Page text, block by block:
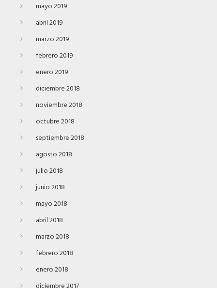
mayo 2019
abril 2019
marzo 2019
febrero 2019
enero 2019
diciembre 2018
noviembre 2018
octubre 2018
septiembre 2018
agosto 2018
julio 2018
junio 2018
mayo 2018
abril 2018
marzo 2018
febrero 2018
enero 2018